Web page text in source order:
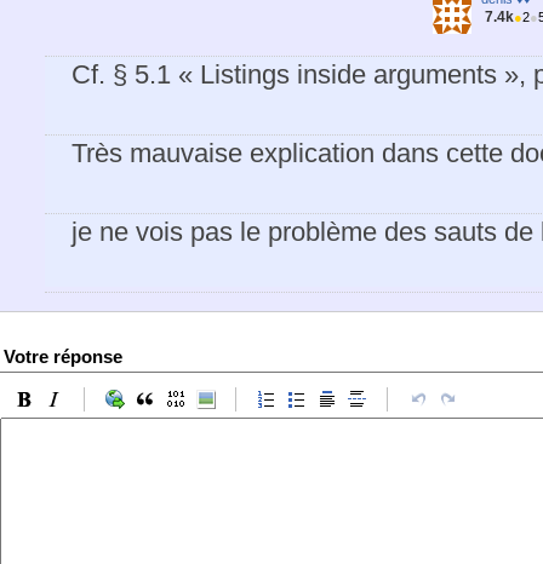
7.4k●2●
Cf. § 5.1 « Listings inside arguments »,
Très mauvaise explication dans cette
je ne vois pas le problème des sauts
Votre réponse